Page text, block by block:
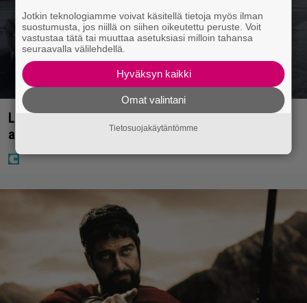
Laulaja Mirellan rantakuvat ovat täynnä lomaa,
aurinkoa ja iloa
Jotkin teknologiamme voivat käsitellä tietoja myös ilman
suostumusta, jos niillä on siihen oikeutettu peruste. Voit
vastustaa tätä tai muuttaa asetuksiasi milloin tahansa
seuraavalla välilehdellä.
Hyväksyn kaikki
Omat valintani
Tietosuojakäytäntömme